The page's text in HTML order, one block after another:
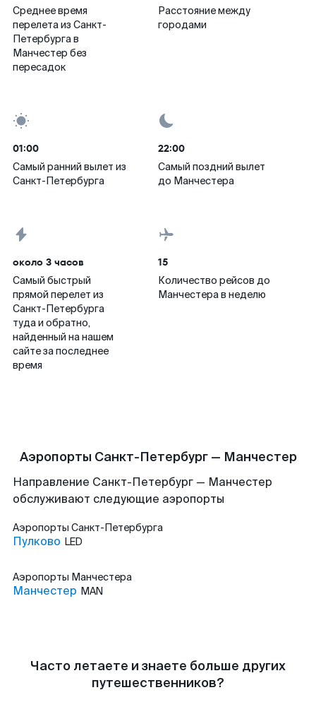
Среднее время
перелета из Санкт-
Петербурга в
Манчестер без
пересадок
Расстояние между
городами
01:00
Самый ранний вылет из
Санкт-Петербурга
22:00
Самый поздний вылет
до Манчестера
около 3 часов
Самый быстрый
прямой перелет из
Санкт-Петербурга
туда и обратно,
найденный на нашем
сайте за последнее
время
15
Количество рейсов до
Манчестера в неделю
Аэропорты Санкт-Петербург — Манчестер
Направление Санкт-Петербург — Манчестер
обслуживают следующие аэропорты
Аэропорты Санкт-Петербурга
Пулково LED
Аэропорты Манчестера
Манчестер MAN
Часто летаете и знаете больше других
путешественников?